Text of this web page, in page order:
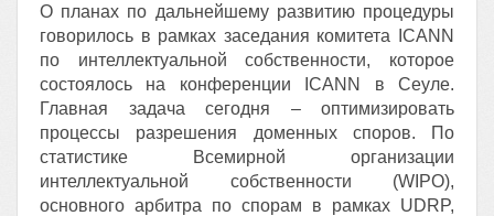
О планах по дальнейшему развитию процедуры
говорилось в рамках заседания комитета ICANN
по интеллектуальной собственности, которое
состоялось на конференции ICANN в Сеуле.
Главная задача сегодня – оптимизировать
процессы разрешения доменных споров. По
статистике Всемирной организации
интеллектуальной собственности (WIPO),
основного арбитра по спорам в рамках UDRP,